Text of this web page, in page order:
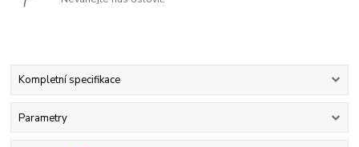
Kompletní specifikace
Parametry